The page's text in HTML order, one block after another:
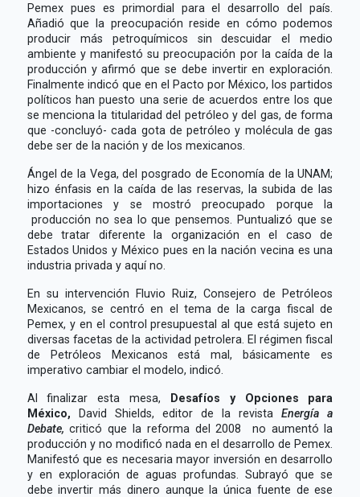
Pemex pues es primordial para el desarrollo del país.
Añadió que la preocupación reside en cómo podemos
producir más petroquímicos sin descuidar el medio
ambiente y manifestó su preocupación por la caída de la
producción y afirmó que se debe invertir en exploración.
Finalmente indicó que en el Pacto por México, los partidos
políticos han puesto una serie de acuerdos entre los que
se menciona la titularidad del petróleo y del gas, de forma
que -concluyó- cada gota de petróleo y molécula de gas
debe ser de la nación y de los mexicanos.
Ángel de la Vega, del posgrado de Economía de la UNAM;
hizo énfasis en la caída de las reservas, la subida de las
importaciones y se mostró preocupado porque la
producción no sea lo que pensemos. Puntualizó que se
debe tratar diferente la organización en el caso de
Estados Unidos y México pues en la nación vecina es una
industria privada y aquí no.
En su intervención Fluvio Ruiz, Consejero de Petróleos
Mexicanos, se centró en el tema de la carga fiscal de
Pemex, y en el control presupuestal al que está sujeto en
diversas facetas de la actividad petrolera. El régimen fiscal
de Petróleos Mexicanos está mal, básicamente es
imperativo cambiar el modelo, indicó.
Al finalizar esta mesa, Desafíos y Opciones para
México, David Shields, editor de la revistaEnergía a
Debate,criticó que la reforma del 2008 no aumentó la
producción y no modificó nada en el desarrollo de Pemex.
Manifestó que es necesaria mayor inversión en desarrollo
y en exploración de aguas profundas. Subrayó que se
debe invertir más dinero aunque la única fuente de ese